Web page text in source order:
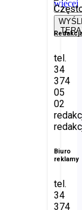
więcej
tel.
34
374
05
02
Biuro
reklamy
tel.
34
374